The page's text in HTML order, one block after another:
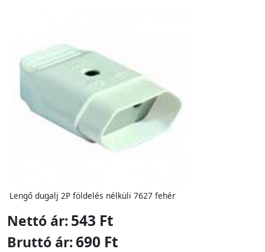
Lengő dugalj 2P földelés nélküli 7627 fehér
Nettó ár:543 Ft
Bruttó ár:690 Ft